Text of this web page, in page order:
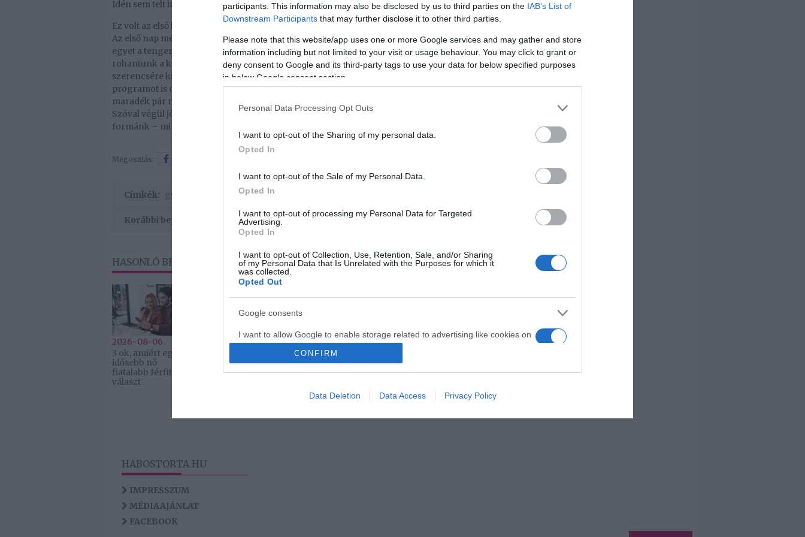
participants. This information may also be disclosed by us to third parties on the IAB’s List of
Downstream Participants that may further disclose it to other third parties.
Please note that this website/app uses one or more Google services and may gather and store
information including but not limited to your visit or usage behaviour. You may click to grant or
deny consent to Google and its third-party tags to use your data for below specified purposes
in below Google consent section.
Personal Data Processing Opt Outs
I want to opt-out of the Sharing of my personal data.
Opted In
I want to opt-out of the Sale of my Personal Data.
Opted In
I want to opt-out of processing my Personal Data for Targeted
Advertising.
Opted In
I want to opt-out of Collection, Use, Retention, Sale, and/or Sharing
of my Personal Data that Is Unrelated with the Purposes for which it
was collected.
Opted Out
Google consents
I want to allow Google to enable storage related to advertising like cookies on
I want to allow my user data to be sent to Google for online advertising
I want to allow Google to enable storage related to functionality of the website
CONFIRM
Data Deletion Data Access Privacy Policy
Idén sem telt izgalmak nélkül a nyaralásunk…kezdte gondolatait a feleség.
Ez volt az első közös utunk Ya Ou szüleivel, amit már nagyon vártunk, és Sibenik volt a cél!
Az első nap még minden szuperül alakult – megérkeztünk, kipakoltunk, csobbantunk
egyet a tengerben. Aztán a második este jött a feketeleves: Lizivel magas láz miatt
rohantunk a kórházba. Ez volt az első ilyen eset, és nagyon megrázott minket. De másnapra
szerencsére kicsit jobban lett, és a harmadik napon már óvatosan tudtunk vele egy kis
programot is csinálni. Igazi kis hős! Hihetetlenül erős volt, mi pedig még büszkébbek rá. A
maradék pár nap már sokkal jobban sikerült – séták, pancsolás, hajókázás, delfinles…
Szóval végül jól zárult a nyaralás, még ha megint nem úsztuk meg kalandok nélkül. Ez a mi
formánk – minden évben történik valami - ecsetelte friss bejegyzésében Viki.
Megosztás:
Címkék: gyermek nyaralás,láz,Békefi Viki
Korábbi bejegyzések Következő bejegyzés
HASONLÓ BEJEGYZÉSEK
2026-08-06.
3 ok, amiért egy
idősebb nő
fiatalabb férfit
választ
2026-08-06.
hűsítő
2026-08-06.
Kánikula a
lakásban
HABOSTORTA.HU
IMPRESSZUM
MÉDIAAJÁNLAT
FACEBOOK